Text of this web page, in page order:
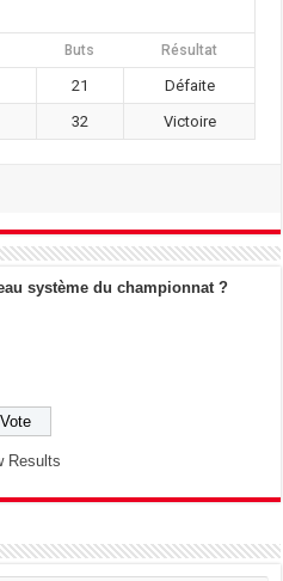
Buts Résultat
21
Défaite
32 Victoire
système du championnat ?
Results